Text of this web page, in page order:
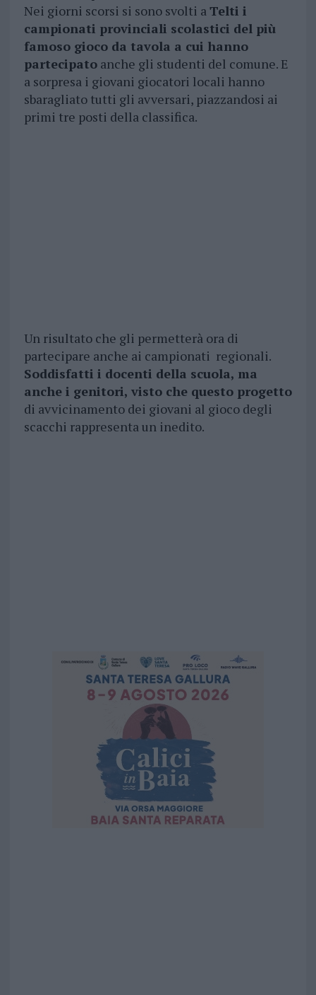
Nei giorni scorsi si sono svolti aTelti i
campionati provinciali scolastici del più
famoso gioco da tavola a cui hanno
partecipatoanche gli studenti del comune. E
a sorpresa i giovani giocatori locali hanno
sbaragliato tutti gli avversari, piazzandosi ai
primi tre posti della classifica.
Un risultato che gli permetterà ora di
partecipare anche ai campionati regionali.
Soddisfatti i docenti della scuola, ma
anche i genitori, visto che questo progetto
di avvicinamento dei giovani al gioco degli
scacchi rappresenta un inedito.